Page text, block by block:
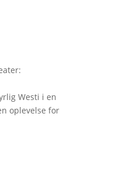
:
Westi i en
oplevelse for